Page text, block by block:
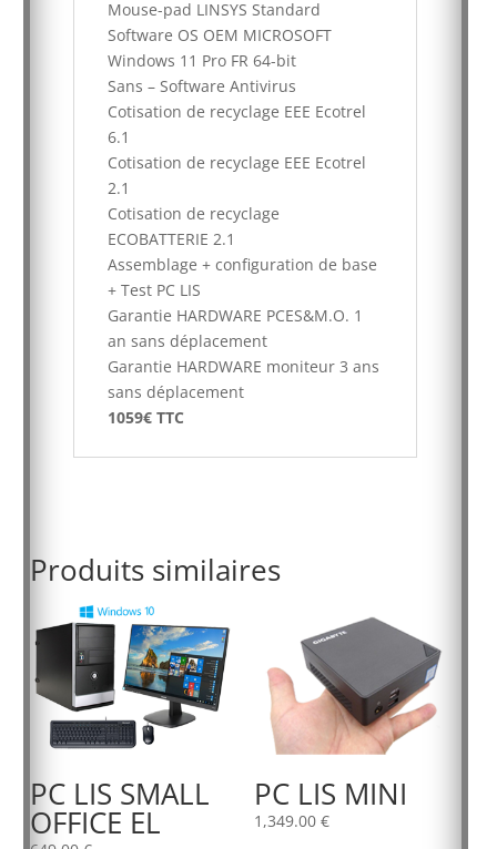
Mouse-pad LINSYS Standard
Software OS OEM MICROSOFT
Windows 11 Pro FR 64-bit
Sans – Software Antivirus
Cotisation de recyclage EEE Ecotrel
6.1
Cotisation de recyclage EEE Ecotrel
2.1
Cotisation de recyclage
ECOBATTERIE 2.1
Assemblage + configuration de base
+ Test PC LIS
Garantie HARDWARE PCES&M.O. 1
an sans déplacement
Garantie HARDWARE moniteur 3 ans
sans déplacement
1059€ TTC
Produits similaires
PC LIS SMALL
OFFICE EL
PC LIS MINI
1,349.00 €